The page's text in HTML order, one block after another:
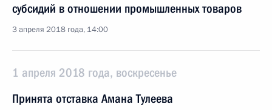
субсидий в отношении промышленных товаров
3 апреля 2018 года, 14:00
1 апреля 2018 года, воскресенье
Принята отставка Амана Тулеева